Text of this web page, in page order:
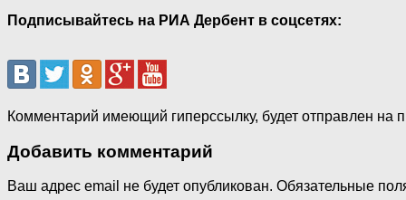
Подписывайтесь на РИА Дербент в соцсетях:
Комментарий имеющий гиперссылку, будет отправлен на
Добавить комментарий
Ваш адрес email не будет опубликован. Обязательные